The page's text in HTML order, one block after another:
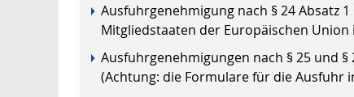
Ausfuhrgenehmigung nach § 24 Absatz
Mitgliedstaaten der Europäischen Union
Ausfuhrgenehmigungen nach § 25 und
(Achtung: die Formulare für die Ausfuhr